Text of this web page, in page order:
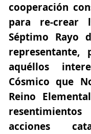
cooperación
para re-crear
Séptimo Rayo
aquéllos
Cósmico que
Reino
acciones